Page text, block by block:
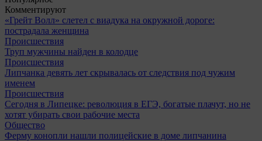
Комментируют
«Грейт Волл» слетел с виадука на окружной дороге:
пострадала женщина
Происшествия
Труп мужчины найден в колодце
Происшествия
Липчанка девять лет скрывалась от следствия под чужим
именем
Происшествия
Сегодня в Липецке: революция в ЕГЭ, богатые плачут, но не
хотят убирать свои рабочие места
Общество
Ферму конопли нашли полицейские в доме липчанина